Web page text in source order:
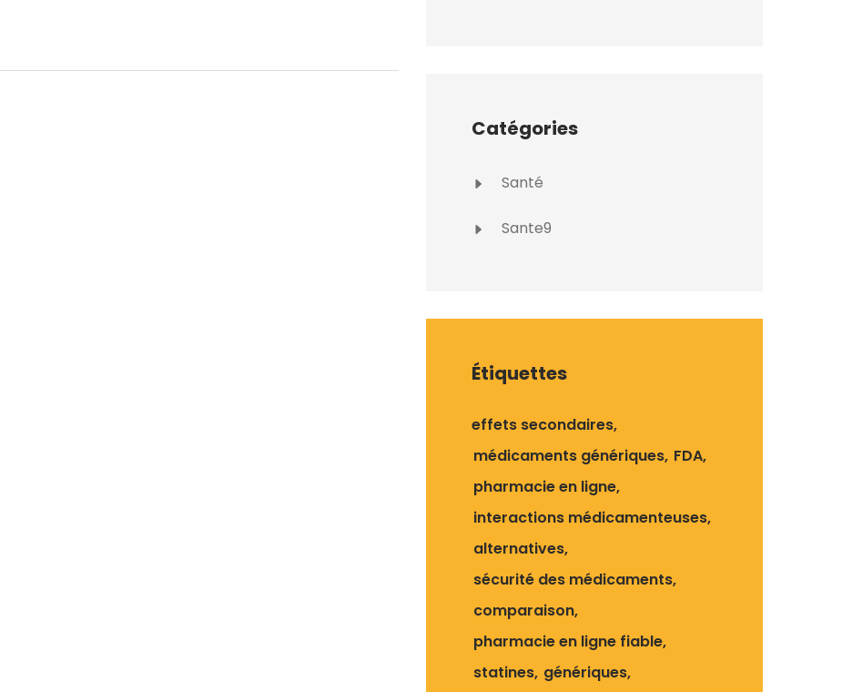
Catégories
Santé
Sante9
Étiquettes
effets secondaires
médicaments génériques FDA
pharmacie en ligne
interactions médicamenteuses
alternatives
sécurité des médicaments
comparaison
pharmacie en ligne fiable
statines génériques